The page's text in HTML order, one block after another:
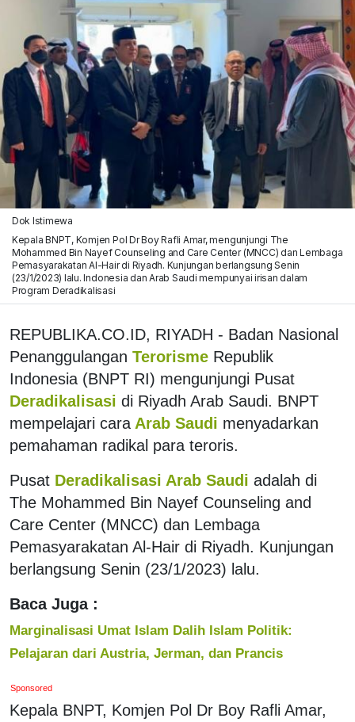
Dok Istimewa
Kepala BNPT, Komjen Pol Dr Boy Rafli Amar, mengunjungi The
Mohammed Bin Nayef Counseling and Care Center (MNCC) dan Lembaga
Pemasyarakatan Al-Hair di Riyadh. Kunjungan berlangsung Senin
(23/1/2023) lalu. Indonesia dan Arab Saudi mempunyai irisan dalam
Program Deradikalisasi
REPUBLIKA.CO.ID, RIYADH - Badan Nasional
Penanggulangan Terorisme Republik
Indonesia (BNPT RI) mengunjungi Pusat
Deradikalisasi di Riyadh Arab Saudi. BNPT
mempelajari cara Arab Saudi menyadarkan
pemahaman radikal para teroris.
Pusat Deradikalisasi Arab Saudi adalah di
The Mohammed Bin Nayef Counseling and
Care Center (MNCC) dan Lembaga
Pemasyarakatan Al-Hair di Riyadh. Kunjungan
berlangsung Senin (23/1/2023) lalu.
Baca Juga :
Marginalisasi Umat Islam Dalih Islam Politik:
Pelajaran dari Austria, Jerman, dan Prancis
Sponsored
Kepala BNPT, Komjen Pol Dr Boy Rafli Amar,